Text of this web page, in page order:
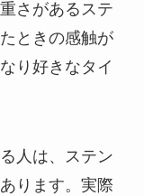
さがあるステ
ときの感触が
り好きなタイ
人は、ステン
ります。実際